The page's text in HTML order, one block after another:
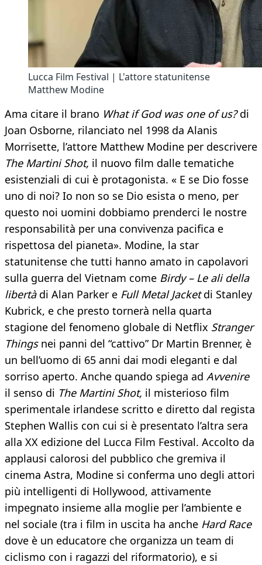
Lucca Film Festival | L'attore statunitense
Matthew Modine
Ama citare il brano What if God was one of us?di
Joan Osborne, rilanciato nel 1998 da Alanis
Morrisette, l’attore Matthew Modine per descrivere
The Martini Shot, il nuovo film dalle tematiche
esistenziali di cui è protagonista. « E se Dio fosse
uno di noi? Io non so se Dio esista o meno, per
questo noi uomini dobbiamo prenderci le nostre
responsabilità per una convivenza pacifica e
rispettosa del pianeta». Modine, la star
statunitense che tutti hanno amato in capolavori
sulla guerra del Vietnam come Birdy – Le ali della
libertàdi Alan Parker e Full Metal Jacketdi Stanley
Kubrick, e che presto tornerà nella quarta
stagione del fenomeno globale di Netflix Stranger
Thingsnei panni del “cattivo” Dr Martin Brenner, è
un bell’uomo di 65 anni dai modi eleganti e dal
sorriso aperto. Anche quando spiega ad Avvenire
il senso di The Martini Shot, il misterioso film
sperimentale irlandese scritto e diretto dal regista
Stephen Wallis con cui si è presentato l’altra sera
alla XX edizione del Lucca Film Festival. Accolto da
applausi calorosi del pubblico che gremiva il
cinema Astra, Modine si conferma uno degli attori
più intelligenti di Hollywood, attivamente
impegnato insieme alla moglie per l’ambiente e
nel sociale (tra i film in uscita ha anche Hard Race
dove è un educatore che organizza un team di
ciclismo con i ragazzi del riformatorio), e si